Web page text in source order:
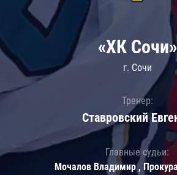
«ХК Сочи»
г. Сочи
Тренер:
Ставровский
Главные судьи:
Мочалов Владимир ,